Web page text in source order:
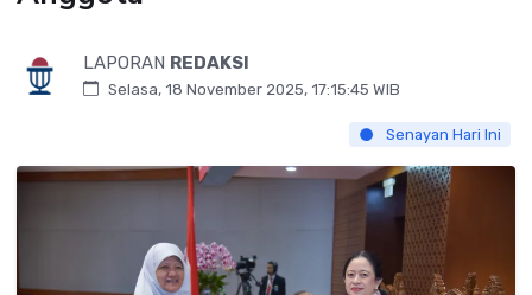
LAPORAN REDAKSI
Selasa, 18 November 2025, 17:15:45 WIB
Senayan Hari Ini